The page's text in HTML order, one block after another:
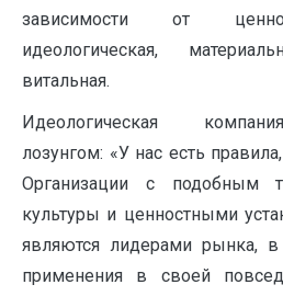
зависимости от
идеологическая,
витальная.
Идеологическая
лозунгом: «У нас есть
Организации с подобным
культуры и ценностными
являются лидерами рынка,
применения в своей